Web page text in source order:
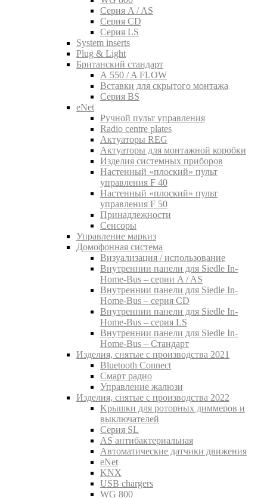
Серия A / AS
Серия CD
Серия LS
System inserts
Plug & Light
Британский стандарт
A 550 / A FLOW
Вставки для скрытого монтажа
Серия BS
eNet
Pучной пульт управления
Radio centre plates
Актуаторы REG
Актуаторы для монтажной коробки
Изделия системных приборов
Настенный «плоский» пульт
управления F 40
Настенный «плоский» пульт
управления F 50
Принадлежности
Сенсоры
Управление маркиз
Домофонная система
Визуализация / использование
Внутреннии панели для Siedle In-
Home-Bus – серии A / AS
Внутреннии панели для Siedle In-
Home-Bus – серия CD
Внутреннии панели для Siedle In-
Home-Bus – серия LS
Внутреннии панели для Siedle In-
Home-Bus – Стандарт
Изделия, снятые с производства 2021
Bluetooth Connect
Смарт радио
Управление жалюзи
Изделия, снятые с производства 2022
Kрышки для роторных диммеров и
выключателей
Серия SL
AS антибактериальная
Aвтоматические датчики движения
eNet
KNX
USB chargers
WG 800